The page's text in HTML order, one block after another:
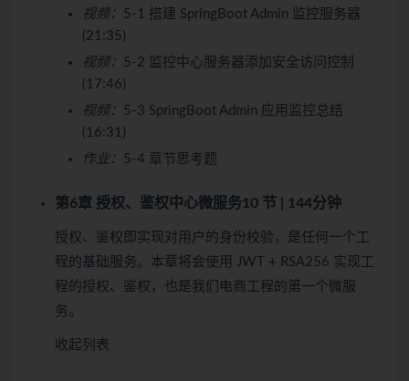
视频： 5-1 搭建 SpringBoot Admin 监控服务器
(21:35)
视频： 5-2 监控中心服务器添加安全访问控制
(17:46)
视频： 5-3 SpringBoot Admin 应用监控总结
(16:31)
作业： 5-4 章节思考题
第6章 授权、鉴权中心微服务10 节 | 144分钟
授权、鉴权即实现对用户的身份校验，是任何一个工
程的基础服务。本章将会使用 JWT + RSA256 实现工
程的授权、鉴权，也是我们电商工程的第一个微服
务。
收起列表